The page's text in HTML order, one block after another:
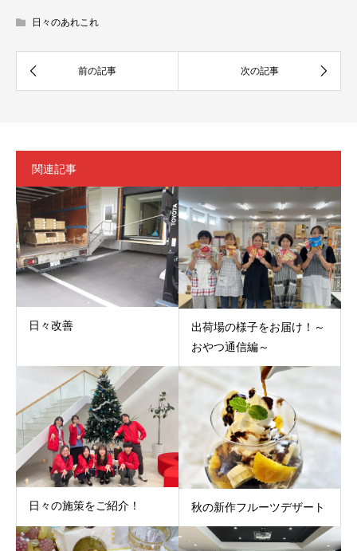
日々のあれこれ
関連記事
日々改善
出荷場の様子をお届け！～
おやつ通信編～
日々の施策をご紹介！ 秋の新作フルーツデザート